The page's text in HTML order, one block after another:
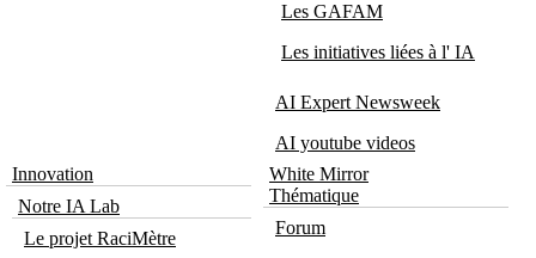
Les GAFAM
Les initiatives liées à l' IA
AI Expert Newsweek
AI youtube videos
Innovation
Notre IA Lab
Le projet RaciMètre
White Mirror
Thématique
Forum